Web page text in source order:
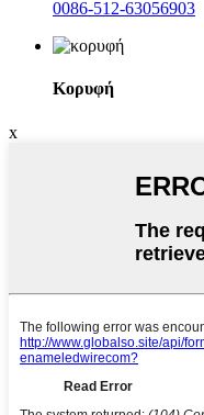
0086-512-63056903
Κορυφή
x